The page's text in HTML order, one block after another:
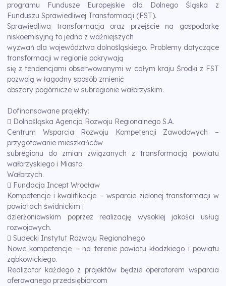
programu Fundusze Europejskie dla Dolnego Śląska z
Funduszu Sprawiedliwej Transformacji (FST).
Sprawiedliwa transformacja oraz przejście na gospodarkę
niskoemisyjną to jedno z ważniejszych
wyzwań dla województwa dolnośląskiego. Problemy dotyczące
transformacji w regionie pokrywają
się z tendencjami obserwowanymi w całym kraju Środki z FST
pozwolą w łagodny sposób zmienić
obszary pogórnicze w subregionie wałbrzyskim.
Dofinansowane projekty:
 Dolnośląska Agencja Rozwoju Regionalnego S.A.
Centrum Wsparcia Rozwoju Kompetencji Zawodowych –
przygotowanie mieszkańców
subregionu do zmian związanych z transformacją powiatu
wałbrzyskiego i Miasta
Wałbrzych.
 Fundacja Incept Wrocław
Kompetencje i kwalifikacje – wsparcie zielonej transformacji w
powiatach świdnickim i
dzierżoniowskim poprzez realizację wysokiej jakości usług
rozwojowych.
 Sudecki Instytut Rozwoju Regionalnego
Nowe kompetencje – na terenie powiatu kłodzkiego i powiatu
ząbkowickiego.
Realizator każdego z projektów będzie operatorem wsparcia
oferowanego przedsiębiorcom